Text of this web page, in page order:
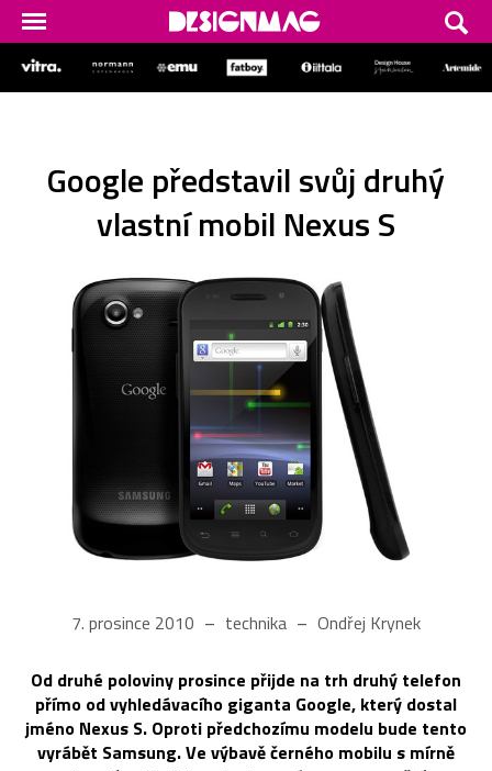
Google představil svůj druhý
vlastní mobil Nexus S
7. prosince 2010 technika Ondřej Krynek
Od druhé poloviny prosince přijde na trh druhý telefon
přímo od vyhledávacího giganta Google, který dostal
jméno Nexus S. Oproti předchozímu modelu bude tento
vyrábět Samsung. Ve výbavě černého mobilu s mírně